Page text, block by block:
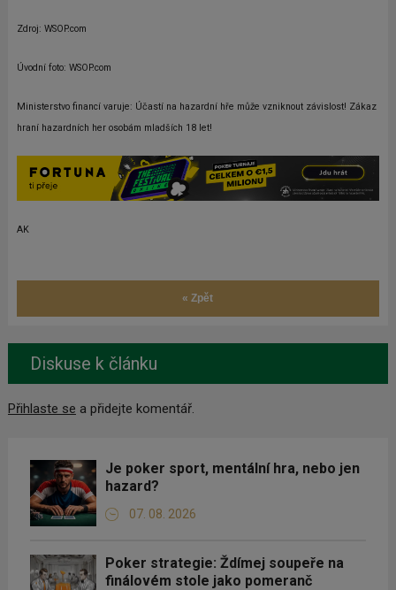
Zdroj: WSOP.com
Úvodní foto: WSOP.com
Ministerstvo financí varuje: Účastí na hazardní hře může vzniknout závislost! Zákaz
hraní hazardních her osobám mladších 18 let!
AK
« Zpět
Diskuse k článku
Přihlaste se a přidejte komentář.
Je poker sport, mentální hra, nebo jen
hazard?
07. 08. 2026
Poker strategie: Ždímej soupeře na
finálovém stole jako pomeranč